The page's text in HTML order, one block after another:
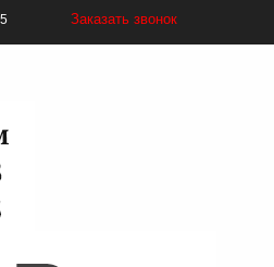
Заказать звонок